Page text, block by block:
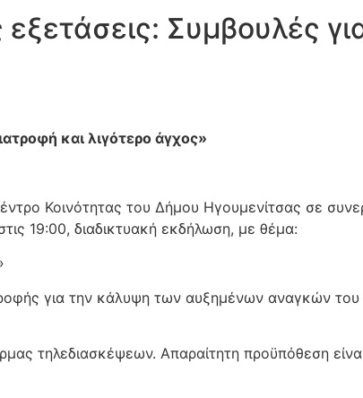
Συμβουλές
και λιγότερο άγχος»
Κοινότητας του Δήμου Ηγουμενίτσας σε
19:00, διαδικτυακή εκδήλωση, με θέμα:
για την κάλυψη των αυξημένων αναγκών
τηλεδιασκέψεων. Απαραίτητη προϋπόθεση